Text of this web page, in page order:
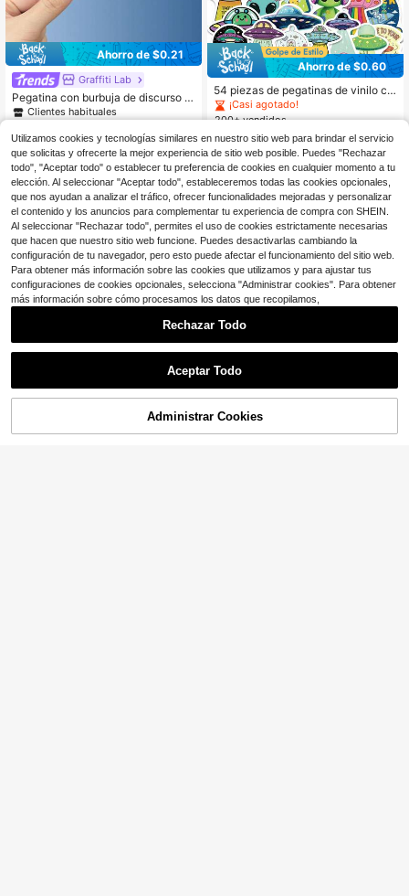
Ahorro de $0.21
Graffiti Lab
Pegatina con burbuja de discurso d
e dibujos animados "Necesito un Re
d Bull" - Material de vinilo resistent
e al agua, superficie mate resistent
e a los arañazos, calcomanía autoa
dhesiva, adecuada para portátil, ca
sco, motocicleta, coche, guitarra y
scooter pegatinas papelería manual
idades libro de sticker estikers
Clientes habituales
1 .29 -14%
Ahorro de $0.60
54 piezas de pegatinas de vinilo co
n estética de alienígena y OVNI, cal
comanías espaciales para portátil, b
nificador, decoración de grafiti, rega
lo de cumpleaños para adultos, dec
oración de oficina, recompensa, via
je, equipaje, monopatín, funda de te
léfono, manualidades DIY, álbum de
recortes, accesorios de papelería
¡Casi agotado!
200+ vendidos
$1.60 -27% con cupón
Lo sentimos, este producto está agotado.
Mostrar artículos similares con stock Ver todo
AGOTADO
Utilizamos cookies y tecnologías similares en nuestro sitio web para brindar el servicio
que solicitas y ofrecerte la mejor experiencia de sitio web posible. Puedes "Rechazar
todo", "Aceptar todo" o establecer tu preferencia de cookies en cualquier momento a tu
elección. Al seleccionar "Aceptar todo", estableceremos todas las cookies opcionales,
que nos ayudan a analizar el tráfico, ofrecer funcionalidades mejoradas y personalizar
el contenido y los anuncios para complementar tu experiencia de compra con SHEIN.
Al seleccionar "Rechazar todo", permites el uso de cookies estrictamente necesarias
que hacen que nuestro sitio web funcione. Puedes desactivarlas cambiando la
configuración de tu navegador, pero esto puede afectar el funcionamiento del sitio web.
Para obtener más información sobre las cookies que utilizamos y para ajustar tus
configuraciones de cookies opcionales, selecciona "Administrar cookies". Para obtener
más información sobre cómo procesamos los datos que recopilamos,
Rechazar Todo
Aceptar Todo
Administrar Cookies